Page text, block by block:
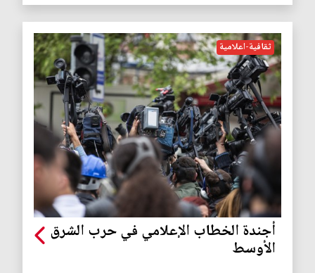
ثقافية-اعلامية
أجندة الخطاب الإعلامي في حرب الشرق
الأوسط